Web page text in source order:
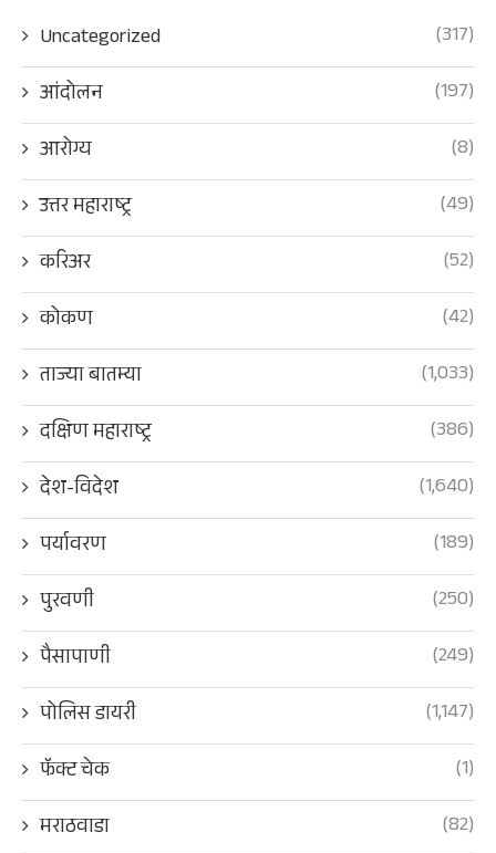
Uncategorized
(317)
आंदोलन
(197)
आरोग्य
(8)
उत्तर महाराष्ट्र
(49)
करिअर
(52)
कोकण
(42)
ताज्या बातम्या
(1,033)
दक्षिण महाराष्ट्र
(386)
देश-विदेश
(1,640)
पर्यावरण
(189)
पुरवणी
(250)
पैसापाणी
(249)
पोलिस डायरी
(1,147)
फॅक्ट चेक
(1)
मराठवाडा
(82)